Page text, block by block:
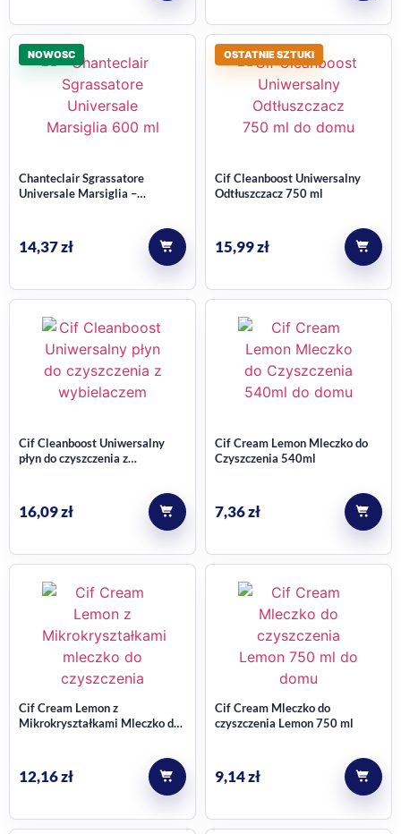
NOWOSC
Chanteclair Sgrassatore
Universale Marsiglia –
14,37zł
OSTATNIE SZTUKI
Cif Cleanboost Uniwersalny
Odtłuszczacz 750 ml
15,99zł
Cif Cleanboost Uniwersalny
płyn do czyszczenia z
16,09zł
Cif Cream Lemon Mleczko do
Czyszczenia 540ml
7,36zł
Cif Cream Lemon z
Mikrokryształkami Mleczko do
12,16zł
Cif Cream Mleczko do
czyszczenia Lemon 750 ml
9,14zł